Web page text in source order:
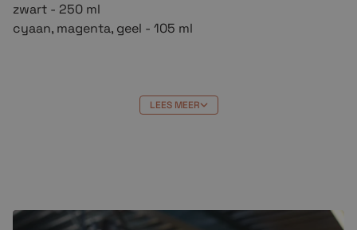
zwart - 250 ml
cyaan, magenta, geel - 105 ml
LEES MEER